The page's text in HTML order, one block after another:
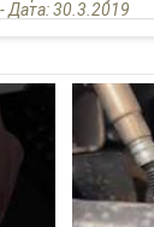
Дата: 30.3.2019